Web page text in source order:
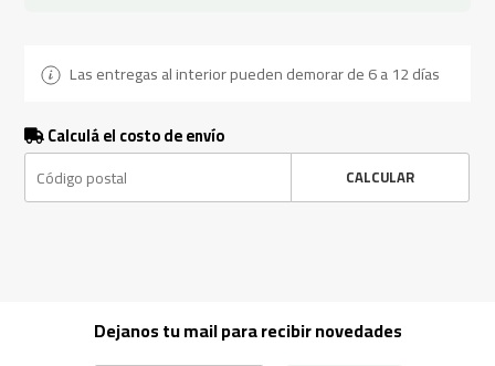
Las entregas al interior pueden demorar de 6 a 12 días
Calculá el costo de envío
CALCULAR
Dejanos tu mail para recibir novedades